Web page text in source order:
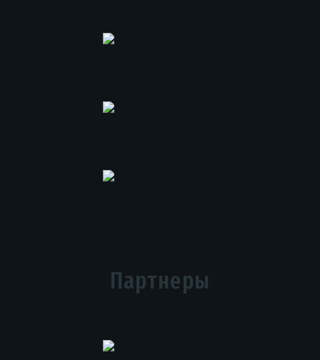
Партнеры